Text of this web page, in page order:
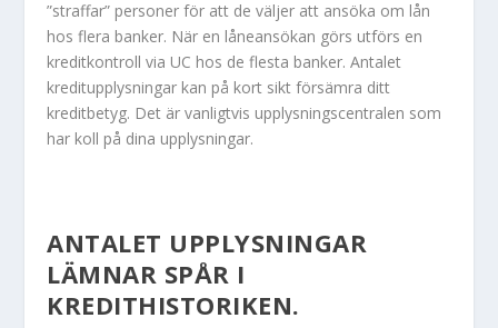
”straffar” personer för att de väljer att ansöka om lån
hos flera banker. När en låneansökan görs utförs en
kreditkontroll via UC hos de flesta banker. Antalet
kreditupplysningar kan på kort sikt försämra ditt
kreditbetyg. Det är vanligtvis upplysningscentralen som
har koll på dina upplysningar.
ANTALET UPPLYSNINGAR
LÄMNAR SPÅR I
KREDITHISTORIKEN.